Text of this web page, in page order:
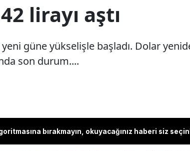
lirayı aştı
yeni güne yükselişle başladı. Dolar
son durum....
bırakmayın, okuyacağınız haberi siz